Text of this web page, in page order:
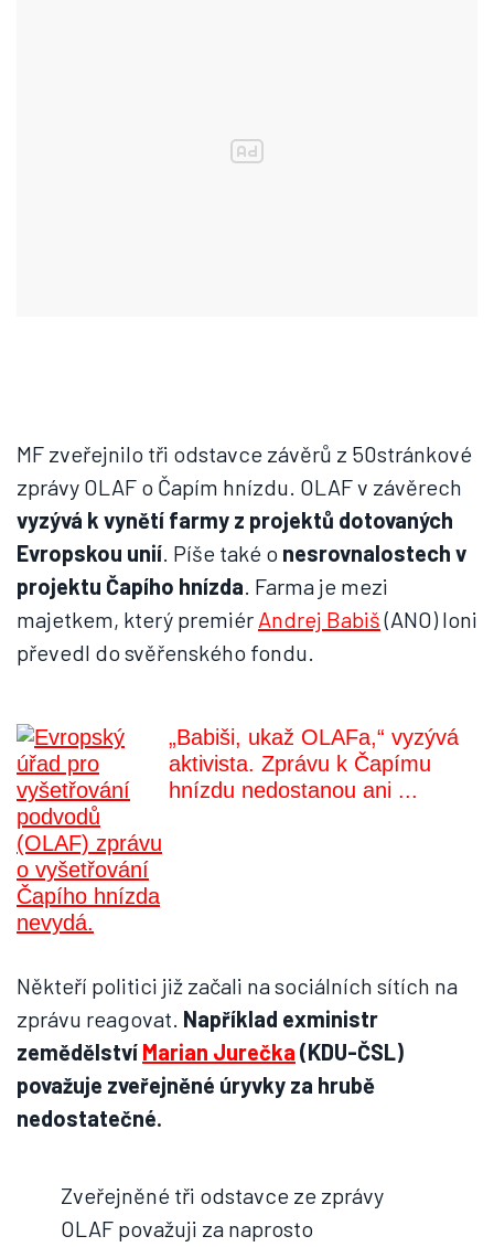
MF zveřejnilo tři odstavce závěrů z 50stránkové
zprávy OLAF o Čapím hnízdu. OLAF v závěrech
vyzývá k vynětí farmy z projektů dotovaných
Evropskou unií. Píše také o nesrovnalostech v
projektu Čapího hnízda. Farma je mezi
majetkem, který premiér Andrej Babiš(ANO) loni
převedl do svěřenského fondu.
„Babiši, ukaž OLAFa,“ vyzývá
aktivista. Zprávu k Čapímu
hnízdu nedostanou ani ...
Někteří politici již začali na sociálních sítích na
zprávu reagovat. Například exministr
zemědělství Marian Jurečka (KDU-ČSL)
považuje zveřejněné úryvky za hrubě
nedostatečné.
Zveřejněné tři odstavce ze zprávy
OLAF považuji za naprosto